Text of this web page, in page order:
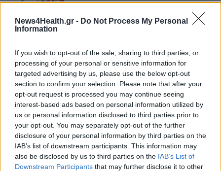
News4Health.gr - Do Not Process My Personal
Information
If you wish to opt-out of the sale, sharing to third parties, or
processing of your personal or sensitive information for
targeted advertising by us, please use the below opt-out
section to confirm your selection. Please note that after your
opt-out request is processed you may continue seeing
interest-based ads based on personal information utilized by
us or personal information disclosed to third parties prior to
your opt-out. You may separately opt-out of the further
disclosure of your personal information by third parties on the
IAB’s list of downstream participants. This information may
also be disclosed by us to third parties on the IAB’s List of
Downstream Participants that may further disclose it to other
11 Ιουνίου 2026
ΕΟΦ και Αστυνομία ξήλωσαν
κύκλωμα παράνομων φαρμάκων και
ουσιών ντόπινγκ με έσοδα άνω του
1 εκατ. ευρώ
11 Ιουνίου 2026
ΣΧΕΤΙΚΑ ΑΡΘΡΑ